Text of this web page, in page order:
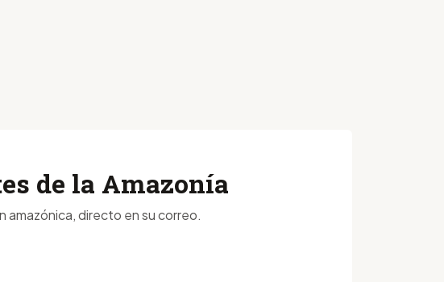
de la Amazonía
amazónica, directo en su correo.